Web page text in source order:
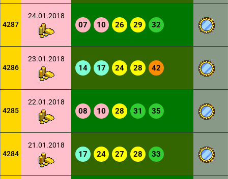
4287
24.01.2018
07 10 26 29 32
4286
23.01.2018
14 17 24 28 42
4285
22.01.2018
08 10 28 31 35
4284
21.01.2018
17 24 27 28 33